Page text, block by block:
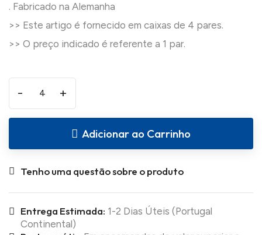
. Fabricado na Alemanha
>> Este artigo é fornecido em caixas de 4 pares.
- +
Adicionar ao Carrinho
Tenho uma questão sobre o produto
Entrega Estimada: 1-2 Dias Úteis (Portugal
Continental)